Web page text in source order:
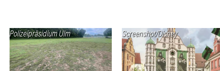
Polizeipräsidium Ulm Screenshot/Disney